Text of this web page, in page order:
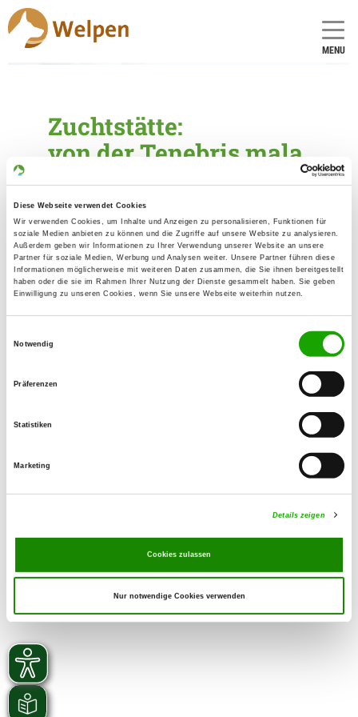
Diese Webseite verwendet Cookies
Wir verwenden Cookies, um Inhalte und Anzeigen zu personalisieren, Funktionen für
soziale Medien anbieten zu können und die Zugriffe auf unsere Website zu analysieren.
Außerdem geben wir Informationen zu Ihrer Verwendung unserer Website an unsere
Partner für soziale Medien, Werbung und Analysen weiter. Unsere Partner führen diese
Informationen möglicherweise mit weiteren Daten zusammen, die Sie ihnen bereitgestellt
haben oder die sie im Rahmen Ihrer Nutzung der Dienste gesammelt haben. Sie geben
Einwilligung zu unseren Cookies, wenn Sie unsere Webseite weiterhin nutzen.
Notwendig
Präferenzen
Statistiken
Marketing
Details zeigen
Cookies zulassen
Nur notwendige Cookies verwenden
MENU
Zuchtstätte:
von der Tenebris mala
Gründungsdatum: 15.08.2017
Eleveur
Claudia Knies
Korkedamm 61
12524 Berlin